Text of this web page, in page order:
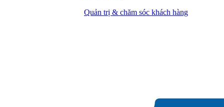
Quản trị & chăm sóc khách hàng